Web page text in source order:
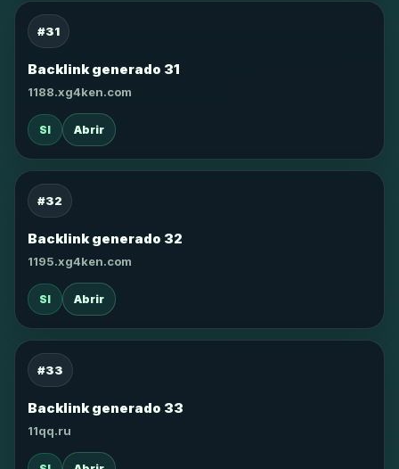
#31
Backlink generado 31
1188.xg4ken.com
SI Abrir
#32
Backlink generado 32
1195.xg4ken.com
SI Abrir
#33
Backlink generado 33
11qq.ru